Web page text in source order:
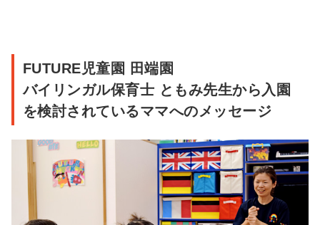
FUTURE児童園 田端園
バイリンガル保育士 ともみ先生から入園
を検討されているママへのメッセージ